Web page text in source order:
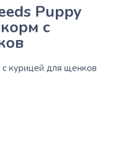
Puppy
с
курицей для щенков